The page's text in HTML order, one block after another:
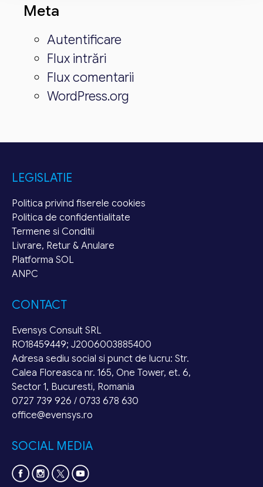
Meta
Autentificare
Flux intrări
Flux comentarii
WordPress.org
LEGISLATIE
Politica privind fiserele cookies
Politica de confidentialitate
Termene si Conditii
Livrare, Retur & Anulare
Platforma SOL
ANPC
CONTACT
Evensys Consult SRL
RO18459449; J2006003885400
Adresa sediu social si punct de lucru: Str.
Calea Floreasca nr. 165, One Tower, et. 6,
Sector 1, Bucuresti, Romania
0727 739 926 / 0733 678 630
office@evensys.ro
SOCIAL MEDIA